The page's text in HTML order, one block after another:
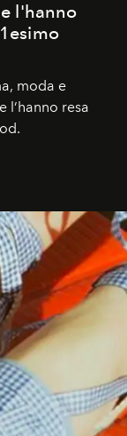
l'hanno
moda e
l’hanno resa